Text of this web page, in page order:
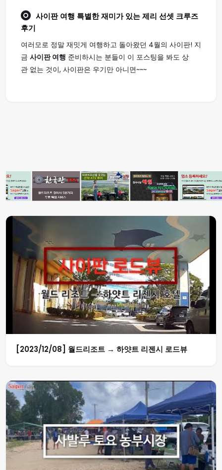
사이판 여행 특별한 재미가 있는 제리 선셋 크루즈
후기
여러모로 정말 재밋게 여행하고 돌아왔던 4월의 사이판! 지
금 사이판 여행 준비하시는 분들이 이 포스팅을 봐도 상
관 없는 것이, 사이판은 우기만 아니면~~~
[2023/12/08] 월드리조트 → 하얏트 리젠시 로드뷰